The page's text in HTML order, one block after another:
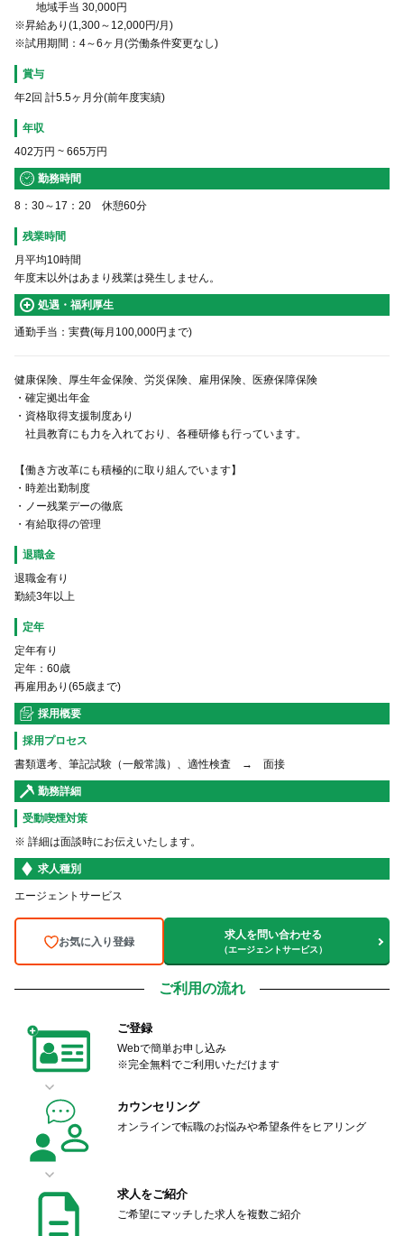
地域手当 30,000円
※昇給あり(1,300～12,000円/月)
※試用期間：4～6ヶ月(労働条件変更なし)
賞与
年2回 計5.5ヶ月分(前年度実績)
年収
402万円 ~ 665万円
勤務時間
8：30～17：20 休憩60分
残業時間
月平均10時間
年度末以外はあまり残業は発生しません。
処遇・福利厚生
通勤手当：実費(毎月100,000円まで)
健康保険、厚生年金保険、労災保険、雇用保険、医療保障保険
・確定拠出年金
・資格取得支援制度あり
社員教育にも力を入れており、各種研修も行っています。
【働き方改革にも積極的に取り組んでいます】
・時差出勤制度
・ノー残業デーの徹底
・有給取得の管理
退職金
退職金有り
勤続3年以上
定年
定年有り
定年：60歳
再雇用あり(65歳まで)
採用概要
採用プロセス
書類選考、筆記試験（一般常識）、適性検査 → 面接
勤務詳細
受動喫煙対策
※ 詳細は面談時にお伝えいたします。
求人種別
エージェントサービス
お気に入り登録
求人を問い合わせる
（エージェントサービス）
ご利用の流れ
ご登録
Webで簡単お申し込み
※完全無料でご利用いただけます
カウンセリング
オンラインで転職のお悩みや希望条件をヒアリング
求人をご紹介
ご希望にマッチした求人を複数ご紹介